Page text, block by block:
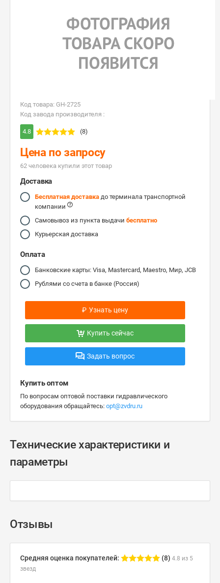
Код товара: GH-2725
Код завода производителя :
4.8 (8)
Цена по запросу
62 человекa купили этот товар
Доставка
Бесплатная доставка до терминала транспортной
компании
Самовывоз из пункта выдачи бесплатно
Курьерская доставка
Оплата
Банковские карты: Visa, Mastercard, Maestro, Мир, JCB
Рублями со счета в банке (Россия)
₽ Узнать цену
Купить сейчас
Задать вопрос
Купить оптом
По вопросам оптовой поставки гидравлического
оборудования обращайтесь: opt@zvdru.ru
Технические характеристики и
параметры
Отзывы
Средняя оценка покупателей: (8) 4.8 из 5
звезд